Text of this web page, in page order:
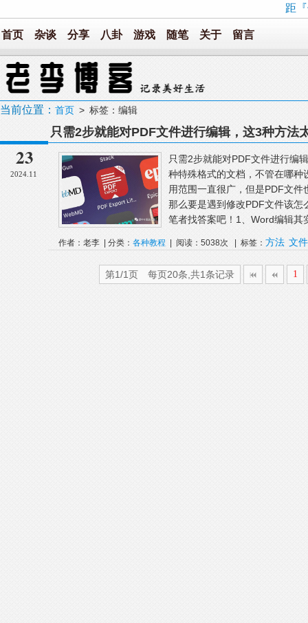
距
首页 杂谈 分享 八卦 游戏 随笔 关于 留言
当前位置： 首页 > 标签：编辑
23
2024.11
只需2步就能对PDF文件进行编辑，这3种方法
只需2步就能对PDF文件进行编
种特殊格式的文档，不管在哪
用范围一直很广，但是PDF文
那么要是遇到修改PDF文件该
笔者找答案吧！1、Word编辑其
作者：老李 | 分类： 各种教程 | 阅读：5038次 | 标签： 方法 文件
第1/1页 每页20条,共1条记录 1